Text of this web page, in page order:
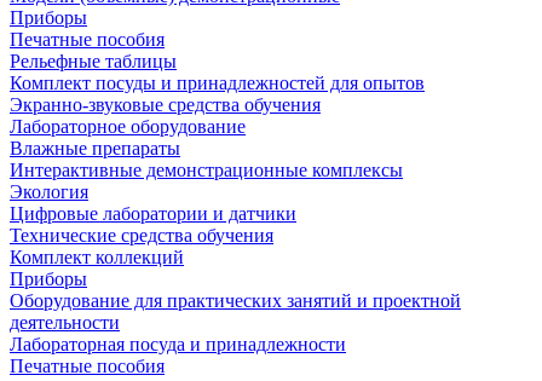
Приборы
Печатные пособия
Рельефные таблицы
Комплект посуды и принадлежностей для опытов
Экранно-звуковые средства обучения
Лабораторное оборудование
Влажные препараты
Интерактивные демонстрационные комплексы
Экология
Цифровые лаборатории и датчики
Технические средства обучения
Комплект коллекций
Приборы
Оборудование для практических занятий и проектной
деятельности
Лабораторная посуда и принадлежности
Печатные пособия